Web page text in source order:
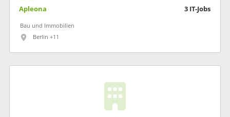
Apleona 3 IT-Jobs
Bau und Immobilien
Berlin +11